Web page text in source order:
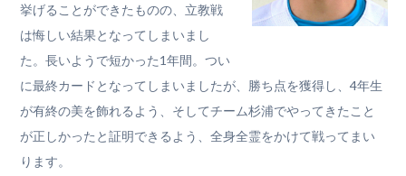
挙げることができたものの、立教戦
は悔しい結果となってしまいまし
た。長いようで短かった1年間。つい
に最終カードとなってしまいましたが、勝ち点を獲得し、4年生
が有終の美を飾れるよう、そしてチーム杉浦でやってきたこと
が正しかったと証明できるよう、全身全霊をかけて戦ってまい
ります。